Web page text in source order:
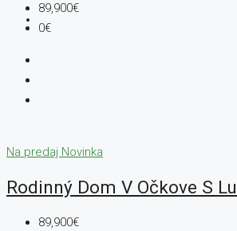
89,900€
0€
Na predaj Novinka
Rodinný Dom V Očkove S
89,900€